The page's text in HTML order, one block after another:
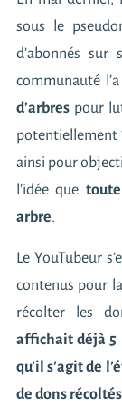
sous le
d’abonnés sur
communauté
d’arbrespour
potentiellement
ainsi pour
l’idée que
arbre.
Le YouTubeur
contenus pour
récolter les
affichait déjà 5
qu’il s’agit de
de dons